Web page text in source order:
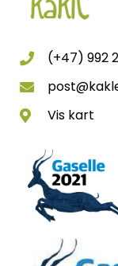
(+47) 992
Vis kart